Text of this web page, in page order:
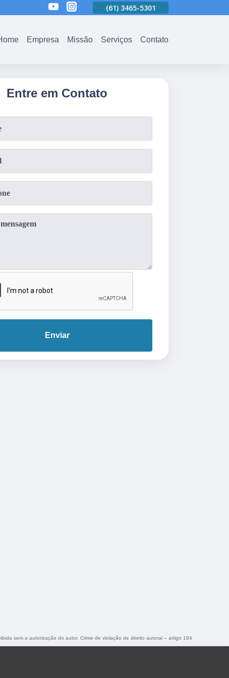
3465-5301 (61) 3465-5301
Empresa Missão Serviços Contato
Entre em Contato
Enviar
sem a autorização do autor. Crime de violação de direito autoral – artigo 184